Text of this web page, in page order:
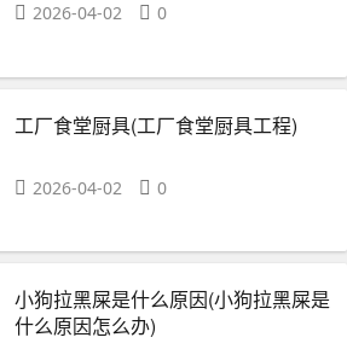
2026-04-02 0
工厂食堂厨具(工厂食堂厨具工程)
2026-04-02 0
小狗拉黑屎是什么原因(小狗拉黑屎是
什么原因怎么办)